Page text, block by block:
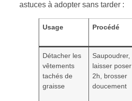
astuces à adopter sans tarder :
Usage Procédé
Détacher les
vêtements
tachés de
graisse
Saupoudrer,
laisser poser
2h, brosser
doucement